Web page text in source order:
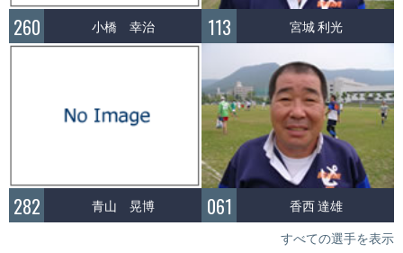
260 小橋 幸治 113 宮城 利光
282 青山 晃博 061 香西 達雄
すべての選手を表示